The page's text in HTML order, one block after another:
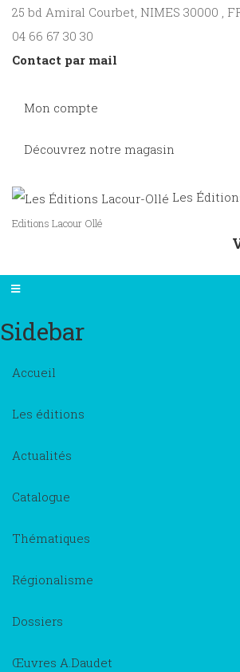
25 bd Amiral Courbet, NIMES 30000 ,
04 66 67 30 30
Contact par mail
Mon compte
Découvrez notre magasin
Les
Editions Lacour Ollé
Sidebar
Accueil
Les éditions
Actualités
Catalogue
Thématiques
Régionalisme
Dossiers
Œuvres A.Daudet